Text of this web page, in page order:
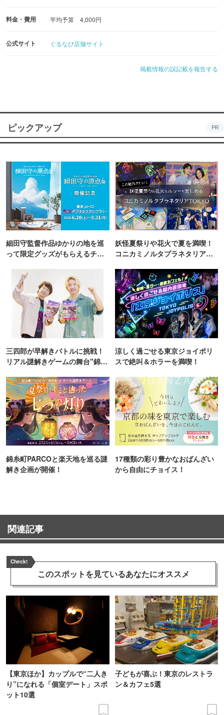
料金・費用 平均予算 4,000円
公式サイト ぐるなび店舗サイト
掲載情報の誤記載を報告する
ピックアップ PR
細田守監督作品ゆかりの地を巡
って限定グッズがもらえるチャ
妖怪夏祭りや花火で夏を満喫！
コニカミノルタプラネタリア
三四郎が早解きバトルに挑戦！
リアル謎解きゲームの舞台"錦糸
涼しく過ごせる東京ジョイポリ
スで絶叫＆ホラーを満喫！
錦糸町PARCOと楽天地を巡る謎
解き企画が開催！
17種類の彩り豊かなおばんざい
から自由にチョイス！
関連記事
Check!
このスポットを見ているあなたにオススメ
【東京ほか】カップルで“二人き
り”になれる「個室デート」スポ
ット10選
子どもが喜ぶ！東京のレストラ
ン＆カフェ5選